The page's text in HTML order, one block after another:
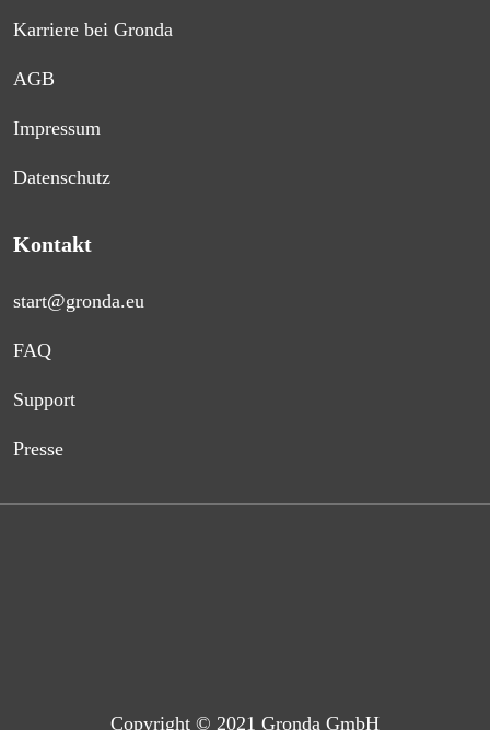
Karriere bei Gronda
AGB
Impressum
Datenschutz
Kontakt
start@gronda.eu
FAQ
Support
Presse
Copyright © 2021 Gronda GmbH